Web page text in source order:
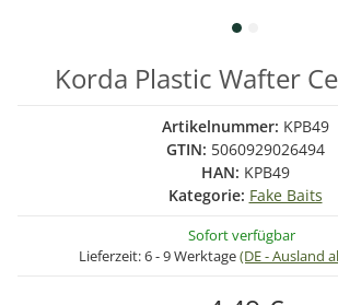
Korda Plastic Wafter
Artikelnummer: KPB49
GTIN: 5060929026494
HAN: KPB49
Kategorie: Fake Baits
Sofort verfügbar
Lieferzeit:6 - 9 Werktage(DE - Ausland